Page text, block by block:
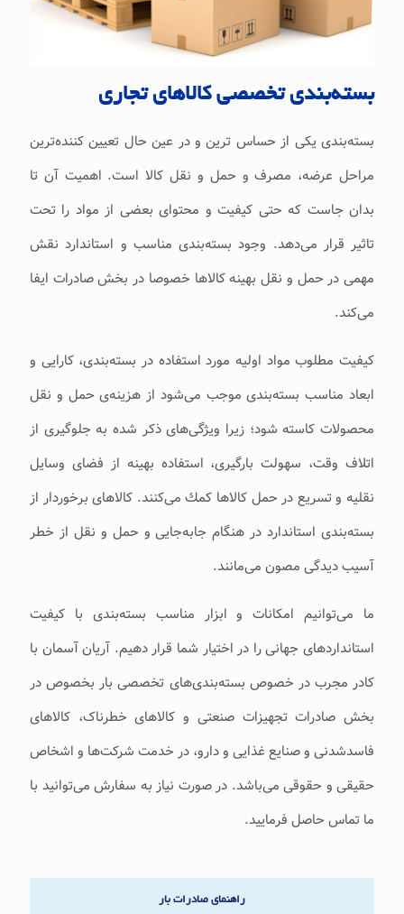
بسته‌بندی تخصصی کالاهای تجاری
بسته‌بندی یکی از حساس ترین و در عین حال تعیین کننده‌ترین
مراحل عرضه، مصرف و حمل و نقل کالا است. اهمیت آن تا
بدان جاست که حتی کیفیت و محتوای بعضی از مواد را تحت
تاثیر قرار می‌‌‌دهد. وجود بسته‌بندی مناسب و استاندارد نقش
مهمی‌‌‌ در حمل و نقل بهینه كالاها خصوصا در بخش صادرات ایفا
می‌‌‌كند.
كیفیت مطلوب مواد اولیه مورد استفاده در بسته‌بندی، كارایی و
ابعاد مناسب بسته‌بندی موجب می‌‌‌شود از هزینه‌ی حمل و نقل
محصولات كاسته شود؛ زیرا ویژگی‌های ذكر شده به‌ جلوگیری از
اتلاف وقت، سهولت بارگیری، استفاده بهینه از فضای وسایل
نقلیه و تسریع در حمل كالاها كمك می‌‌‌كنند. كالاهای برخوردار از
بسته‌بندی استاندارد در هنگام جابه‌جایی و حمل و نقل از خطر
آسیب دیدگی مصون می‌‌‌مانند.
ما می‌‌‌توانیم امکانات و ابزار مناسب بسته‌بندی با کیفیت
استانداردهای جهانی را در اختیار شما قرار دهیم. آریان آسمان با
کادر مجرب در خصوص بسته‌بندی‌های تخصصی بار بخصوص در
بخش صادرات تجهیزات صنعتی و کالاهای خطرناک، کالاهای
فاسدشدنی و صنایع غذایی و دارو، در خدمت شرکت‌ها و اشخاص
حقیقی و حقوقی می‌‌باشد. در صورت نیاز به‌ سفارش می‌‌‌توانید با
ما تماس حاصل فرمایید.
راهنمای صادرات بار